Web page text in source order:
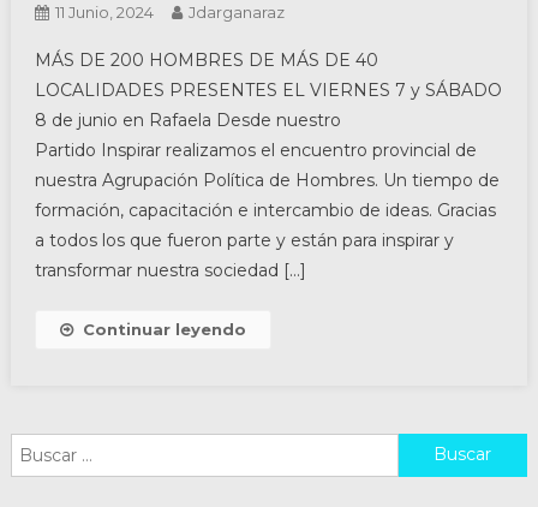
11 Junio, 2024 Jdarganaraz
MÁS DE 200 HOMBRES DE MÁS DE 40
LOCALIDADES PRESENTES EL VIERNES 7 y SÁBADO
8 de junio en Rafaela Desde nuestro
Partido Inspirar realizamos el encuentro provincial de
nuestra Agrupación Política de Hombres. Un tiempo de
formación, capacitación e intercambio de ideas. Gracias
a todos los que fueron parte y están para inspirar y
transformar nuestra sociedad […]
Continuar leyendo
Buscar: